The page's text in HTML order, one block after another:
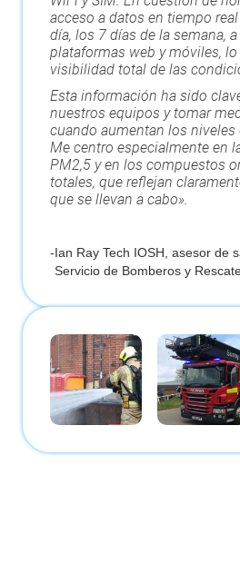
acceso a datos en tiempo
día, los 7 días de la semana,
plataformas web y móviles,
visibilidad total de las
Esta información ha sido
nuestros equipos y tomar
cuando aumentan los niveles
Me centro especialmente en
PM2,5 y en los compuestos
totales, que reflejan
que se llevan a cabo».
-Ian Ray Tech IOSH, asesor de
Servicio de Bomberos y